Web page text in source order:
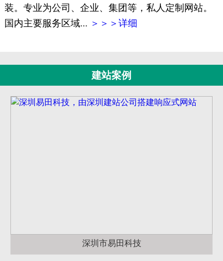
装。专业为公司、企业、集团等，私人定制网站。
国内主要服务区域... ＞＞＞详细
建站案例
深圳市易田科技